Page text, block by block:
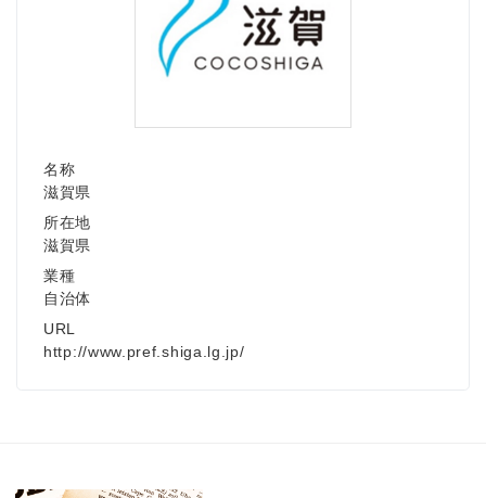
名称
滋賀県
所在地
滋賀県
業種
自治体
URL
http://www.pref.shiga.lg.jp/